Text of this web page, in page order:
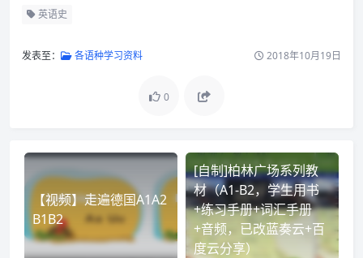
英语史
发表至： 各语种学习资料 2018年10月19日
0
【视频】走遍德国A1A2
B1B2
[自制]柏林广场系列教
材（A1-B2，学生用书
+练习手册+词汇手册
+音频，已改蓝奏云+百
度云分享）